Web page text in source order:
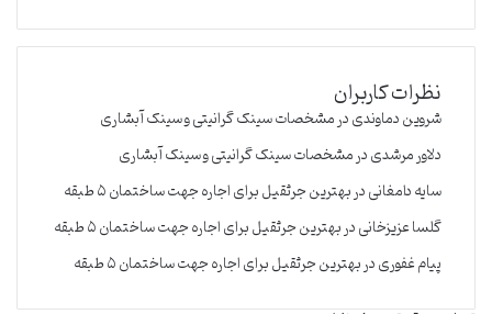
نظرات کاربران
شروین دماوندیدرمشخصات سینک گرانیتی و سینک آبشاری
دلاور مرشدیدرمشخصات سینک گرانیتی و سینک آبشاری
سایه دامغانیدربهترین جرثقیل برای اجاره جهت ساختمان ۵ طبقه
گلسا عزیزخانیدربهترین جرثقیل برای اجاره جهت ساختمان ۵ طبقه
پیام غفوریدربهترین جرثقیل برای اجاره جهت ساختمان ۵ طبقه